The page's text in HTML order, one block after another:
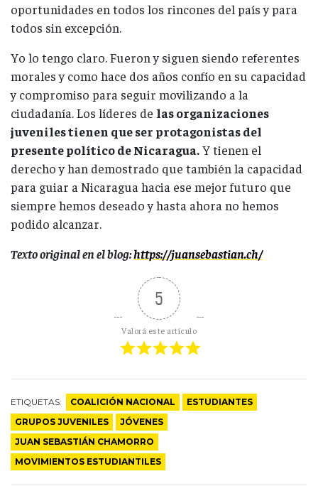
oportunidades en todos los rincones del país y para
todos sin excepción.
Yo lo tengo claro. Fueron y siguen siendo referentes
morales y como hace dos años confío en su capacidad
y compromiso para seguir movilizando a la
ciudadanía. Los líderes de las organizaciones
juveniles tienen que ser protagonistas del
presente político de Nicaragua.Y tienen el
derecho y han demostrado que también la capacidad
para guiar a Nicaragua hacia ese mejor futuro que
siempre hemos deseado y hasta ahora no hemos
podido alcanzar.
Texto original en el blog:https://juansebastian.ch/
5
Valorá este artículo
ETIQUETAS: COALICIÓN NACIONAL
ESTUDIANTES
GRUPOS JUVENILES
JÓVENES
JUAN SEBASTIÁN CHAMORRO
MOVIMIENTOS ESTUDIANTILES